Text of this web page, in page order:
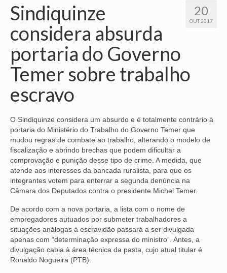
DIRETORIA EXECUTIVA
ESTATUTO
ATAS
LOCALIZAÇÃO
QUEM SOMOS
NOSSA HISTÓRIA
SUBSEDES
ARAÇATUBA
BAURU
RIBEIRÃO PRETO
SÃO JOSÉ DOS CAMPOS
SÃO JOSÉ DO RIO PRETO
20
OUT 2017
Sindiquinze
considera absurda
portaria do Governo
Temer sobre trabalho
escravo
O Sindiquinze considera um absurdo e é totalmente contrário à
portaria do Ministério do Trabalho do Governo Temer que
mudou regras de combate ao trabalho, alterando o modelo de
fiscalização e abrindo brechas que podem dificultar a
comprovação e punição desse tipo de crime. A medida, que
atende aos interesses da bancada ruralista, para que os
integrantes votem para enterrar a segunda denúncia na
Câmara dos Deputados contra o presidente Michel Temer.
De acordo com a nova portaria, a lista com o nome de
empregadores autuados por submeter trabalhadores a
situações análogas à escravidão passará a ser divulgada
apenas com “determinação expressa do ministro”. Antes, a
divulgação cabia à área técnica da pasta, cujo atual titular é
Ronaldo Nogueira (PTB).